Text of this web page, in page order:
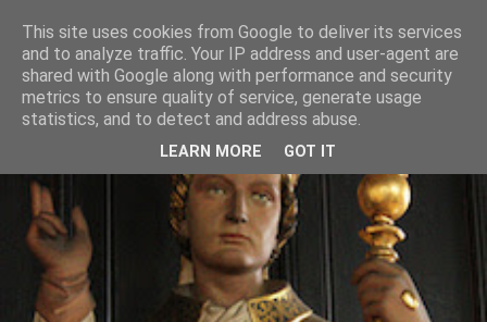
This site uses cookies from Google to deliver its services
and to analyze traffic. Your IP address and user-agent are
shared with Google along with performance and security
metrics to ensure quality of service, generate usage
statistics, and to detect and address abuse.
LEARN MORE GOT IT